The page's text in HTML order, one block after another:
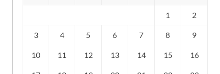
1 2
3 4 5 6 7 8 9
10 11 12 13 14 15 16